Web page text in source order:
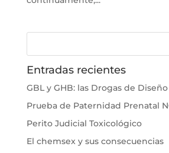
Entradas recientes
GBL y GHB: las Drogas de
Prueba de Paternidad Prenatal
Perito Judicial Toxicológico
El chemsex y sus consecuencias